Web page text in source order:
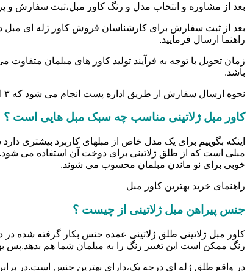
بعد از مشاوره و انتخاب مدل و رنگ کاور مبل،ثبت سفارش
بعد از ثبت سفارش برای کارشناسان فروش کاور ژله ای مبل
راهنما ارسال فرمایید.
زمان تحویل با توجه به فرآیند تولید کاور های مبلمان
باشد.
نحوه ارسال سفارش از طریق اداره پست انجام می شود که ۳ الی ۴ روز کاری زمان می برد.
کاور مبل ژلاتینی مناسب چه سبک مبل هایی است ؟
اینکه بگوییم برای یک مدل خاص از مبلهای کاربرد بیشتری
مبلی است که از طلق ژلاتینی برای دوخت آن استفاده می
خوبی برای نو ماندن مبلمان محسوب می شوند.
راهنمای خرید بهترین کاور مبل
جنس پیراهن مبل ژلاتینی از چیست ؟
کاور مبل ژلاتینی طلق ژلاتینی عمده حنس بکار گرفته شده
رنگ ممکن است این تغییر رنگ را به مبلمان شما هم
در واقع طلق ژله ای درجه یک،دارای بهترین جنس است.در